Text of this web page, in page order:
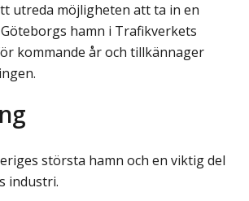
utreda möjligheten att ta in en
hamn i Trafikverkets
kommande år och tillkännager
största hamn och en viktig del
industri.